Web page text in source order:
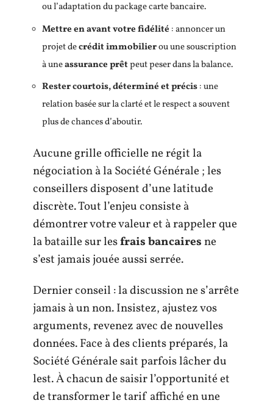
ou l’adaptation du package carte bancaire.
Mettre en avant votre fidélité : annoncer un
projet decrédit immobilierou une souscription
à uneassurance prêtpeut peser dans la balance.
Rester courtois, déterminé et précis: une
relation basée sur la clarté et le respect a souvent
plus de chances d’aboutir.
Aucune grille officielle ne régit la
négociation à la Société Générale ; les
conseillers disposent d’une latitude
discrète. Tout l’enjeu consiste à
démontrer votre valeur et à rappeler que
la bataille sur lesfrais bancairesne
s’est jamais jouée aussi serrée.
Dernier conseil : la discussion ne s’arrête
jamais à un non. Insistez, ajustez vos
arguments, revenez avec de nouvelles
données. Face à des clients préparés, la
Société Générale sait parfois lâcher du
lest. À chacun de saisir l’opportunité et
de transformer le tarif affiché en une